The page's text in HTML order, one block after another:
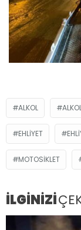
ALKOL
EHLIYET
MOTOSIKLET
İLGİNİZİ